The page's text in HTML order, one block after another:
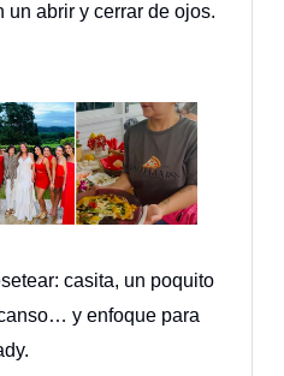
un abrir y cerrar de ojos.
casita, un poquito
y enfoque para